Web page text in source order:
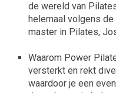
de wereld van
helemaal volgens
master in Pilates,
Waarom Power
versterkt en rekt
waardoor je een